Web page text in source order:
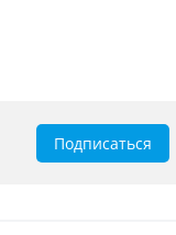
Подписаться